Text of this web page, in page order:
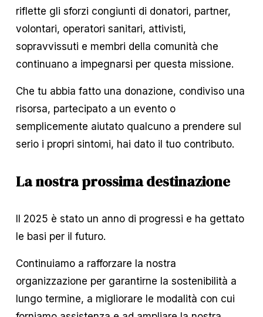
riflette gli sforzi congiunti di donatori, partner,
volontari, operatori sanitari, attivisti,
sopravvissuti e membri della comunità che
continuano a impegnarsi per questa missione.
Che tu abbia fatto una donazione, condiviso una
risorsa, partecipato a un evento o
semplicemente aiutato qualcuno a prendere sul
serio i propri sintomi, hai dato il tuo contributo.
La nostra prossima destinazione
Il 2025 è stato un anno di progressi e ha gettato
le basi per il futuro.
Continuiamo a rafforzare la nostra
organizzazione per garantirne la sostenibilità a
lungo termine, a migliorare le modalità con cui